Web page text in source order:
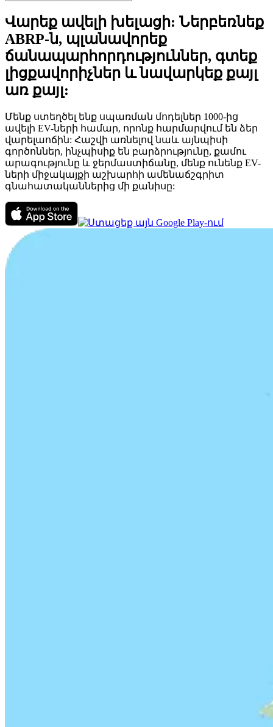
Վարեք ավելի խելացի: Ներբեռնեք
ABRP-ն, պլանավորեք
ճանապարհորդություններ, գտեք
լիցքավորիչներ և նավարկեք քայլ
առ քայլ:
Մենք ստեղծել ենք սպառման մոդելներ 1000-ից
ավելի EV-ների համար, որոնք հարմարվում են ձեր
վարելաոճին: Հաշվի առնելով նաև այնպիսի
գործոններ, ինչպիսիք են բարձրությունը, քամու
արագությունը և ջերմաստիճանը, մենք ունենք EV-
ների միջակայքի աշխարհի ամենաճշգրիտ
գնահատականներից մի քանիսը: